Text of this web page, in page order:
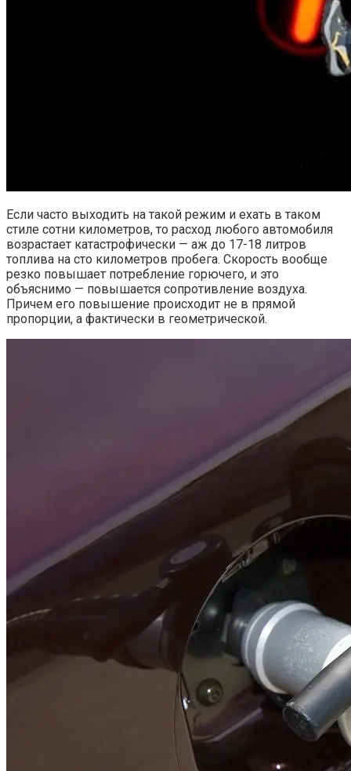
Если часто выходить на такой режим и ехать в таком
стиле сотни километров, то расход любого автомобиля
возрастает катастрофически — аж до 17-18 литров
топлива на сто километров пробега. Скорость вообще
резко повышает потребление горючего, и это
объяснимо — повышается сопротивление воздуха.
Причем его повышение происходит не в прямой
пропорции, а фактически в геометрической.